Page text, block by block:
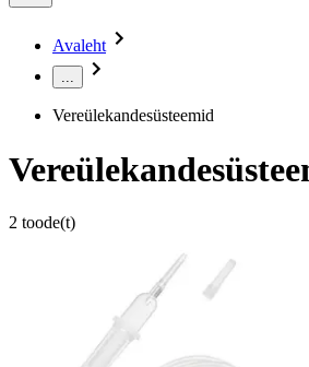
Avaleht
...
Vereülekandesüsteemid
2 toode(t)